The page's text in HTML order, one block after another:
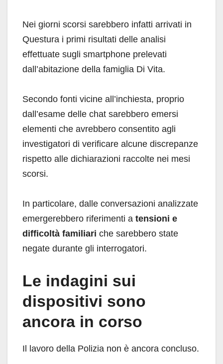
Nei giorni scorsi sarebbero infatti arrivati in
Questura i primi risultati delle analisi
effettuate sugli smartphone prelevati
dall’abitazione della famiglia Di Vita.
Secondo fonti vicine all’inchiesta, proprio
dall’esame delle chat sarebbero emersi
elementi che avrebbero consentito agli
investigatori di verificare alcune discrepanze
rispetto alle dichiarazioni raccolte nei mesi
scorsi.
In particolare, dalle conversazioni analizzate
emergerebbero riferimenti a tensioni e
difficoltà familiari che sarebbero state
negate durante gli interrogatori.
Le indagini sui
dispositivi sono
ancora in corso
Il lavoro della Polizia non è ancora concluso.